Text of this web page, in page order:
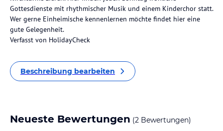
Gottesdienste mit rhythmischer Musik und einem Kinderchor statt.
Wer gerne Einheimische kennenlernen möchte findet hier eine
gute Gelegenheit.
Verfasst von HolidayCheck
Beschreibung bearbeiten
Neueste Bewertungen (2 Bewertungen)